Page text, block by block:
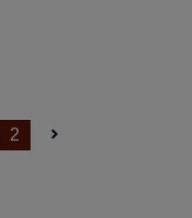
2